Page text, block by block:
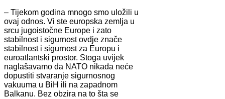
– Tijekom godina mnogo smo uložili u
ovaj odnos. Vi ste europska zemlja u
srcu jugoistočne Europe i zato
stabilnost i sigurnost ovdje znače
stabilnost i sigurnost za Europu i
euroatlantski prostor. Stoga uvijek
naglašavamo da NATO nikada neće
dopustiti stvaranje sigurnosnog
vakuuma u BiH ili na zapadnom
Balkanu. Bez obzira na to šta se